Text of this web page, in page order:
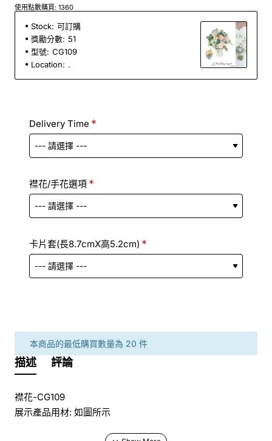
使用點數購買: 1360
Stock: 可訂購
獎勵分數: 51
型號: CG109
Location: .
Delivery Time
襟花/手花選項
卡片套(長8.7cmX高5.2cm)
本商品的最低購買數量為 20 件
描述 評論
襟花-CG109
展示產品用材: 如圖所示